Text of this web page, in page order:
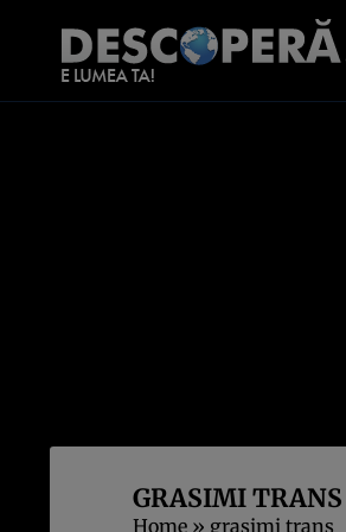
GRASIMI TRANS
Home » grasimi trans